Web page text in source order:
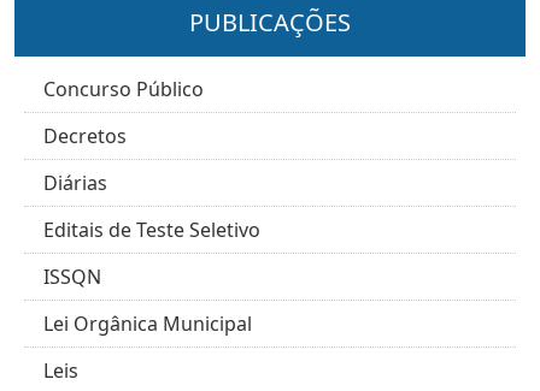
PUBLICAÇÕES
Concurso Público
Decretos
Diárias
Editais de Teste Seletivo
ISSQN
Lei Orgânica Municipal
Leis